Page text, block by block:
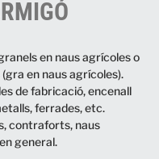
en naus agrícoles o
en naus agrícoles).
de fabricació, encenall
ferrades, etc.
contraforts, naus
general.